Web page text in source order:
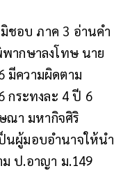
ชอบ ภาค 3 อ่านคำ
ากษาลงโทษ นาย
มีความผิดตาม
กระทงละ 4 ปี 6
ณา มหากิจศิริ
นผู้มอบอำนาจให้นำ
ป.อาญา ม.149